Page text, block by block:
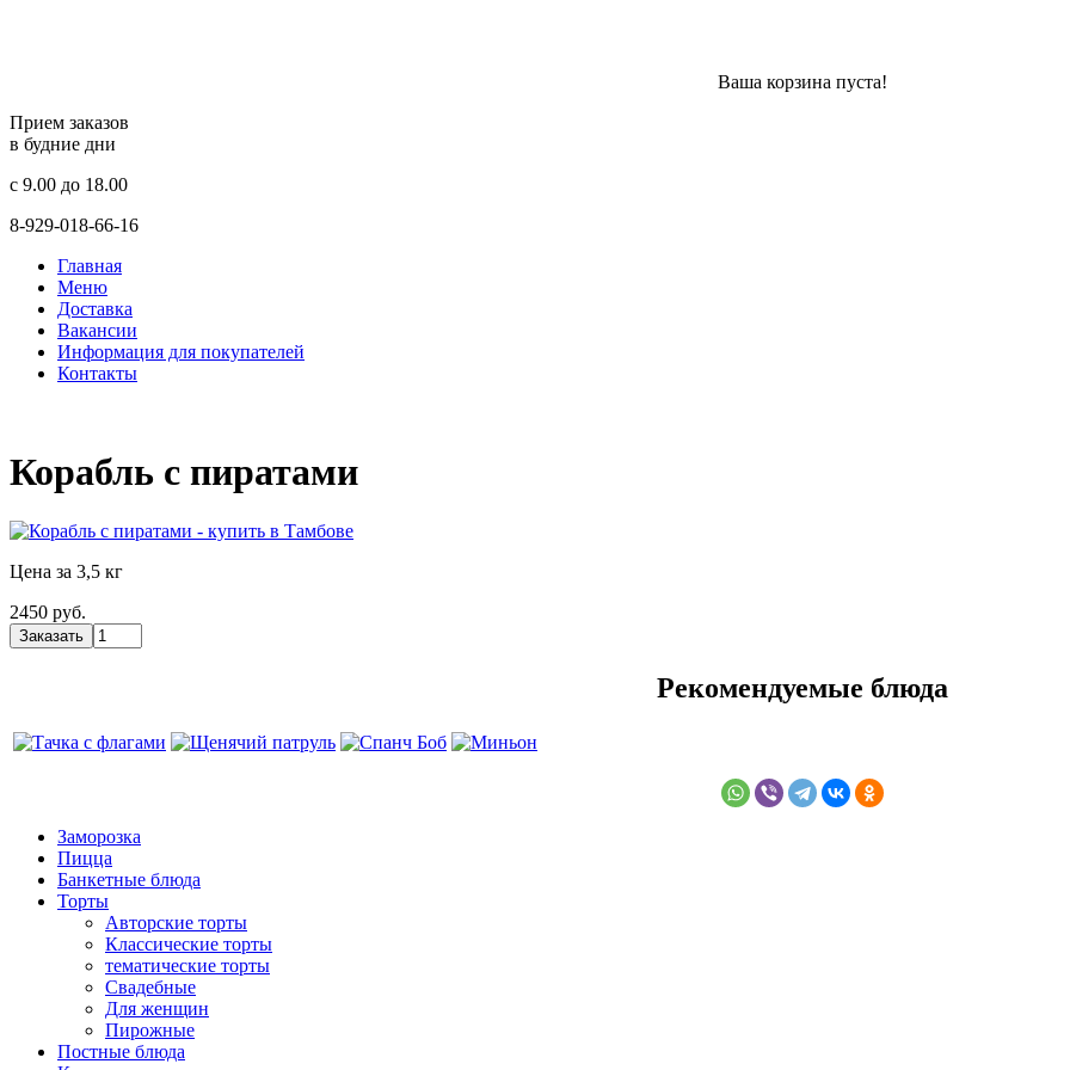
Ваша корзина пуста!
Прием заказов
в будние дни
c 9.00 до 18.00
8-929-018-66-16
Главная
Меню
Доставка
Вакансии
Информация для покупателей
Контакты
Корабль с пиратами
Цена за 3,5 кг
2450 руб.
Рекомендуемые блюда
Заморозка
Пицца
Банкетные блюда
Торты
Авторские торты
Классические торты
тематические торты
Свадебные
Для женщин
Пирожные
Постные блюда